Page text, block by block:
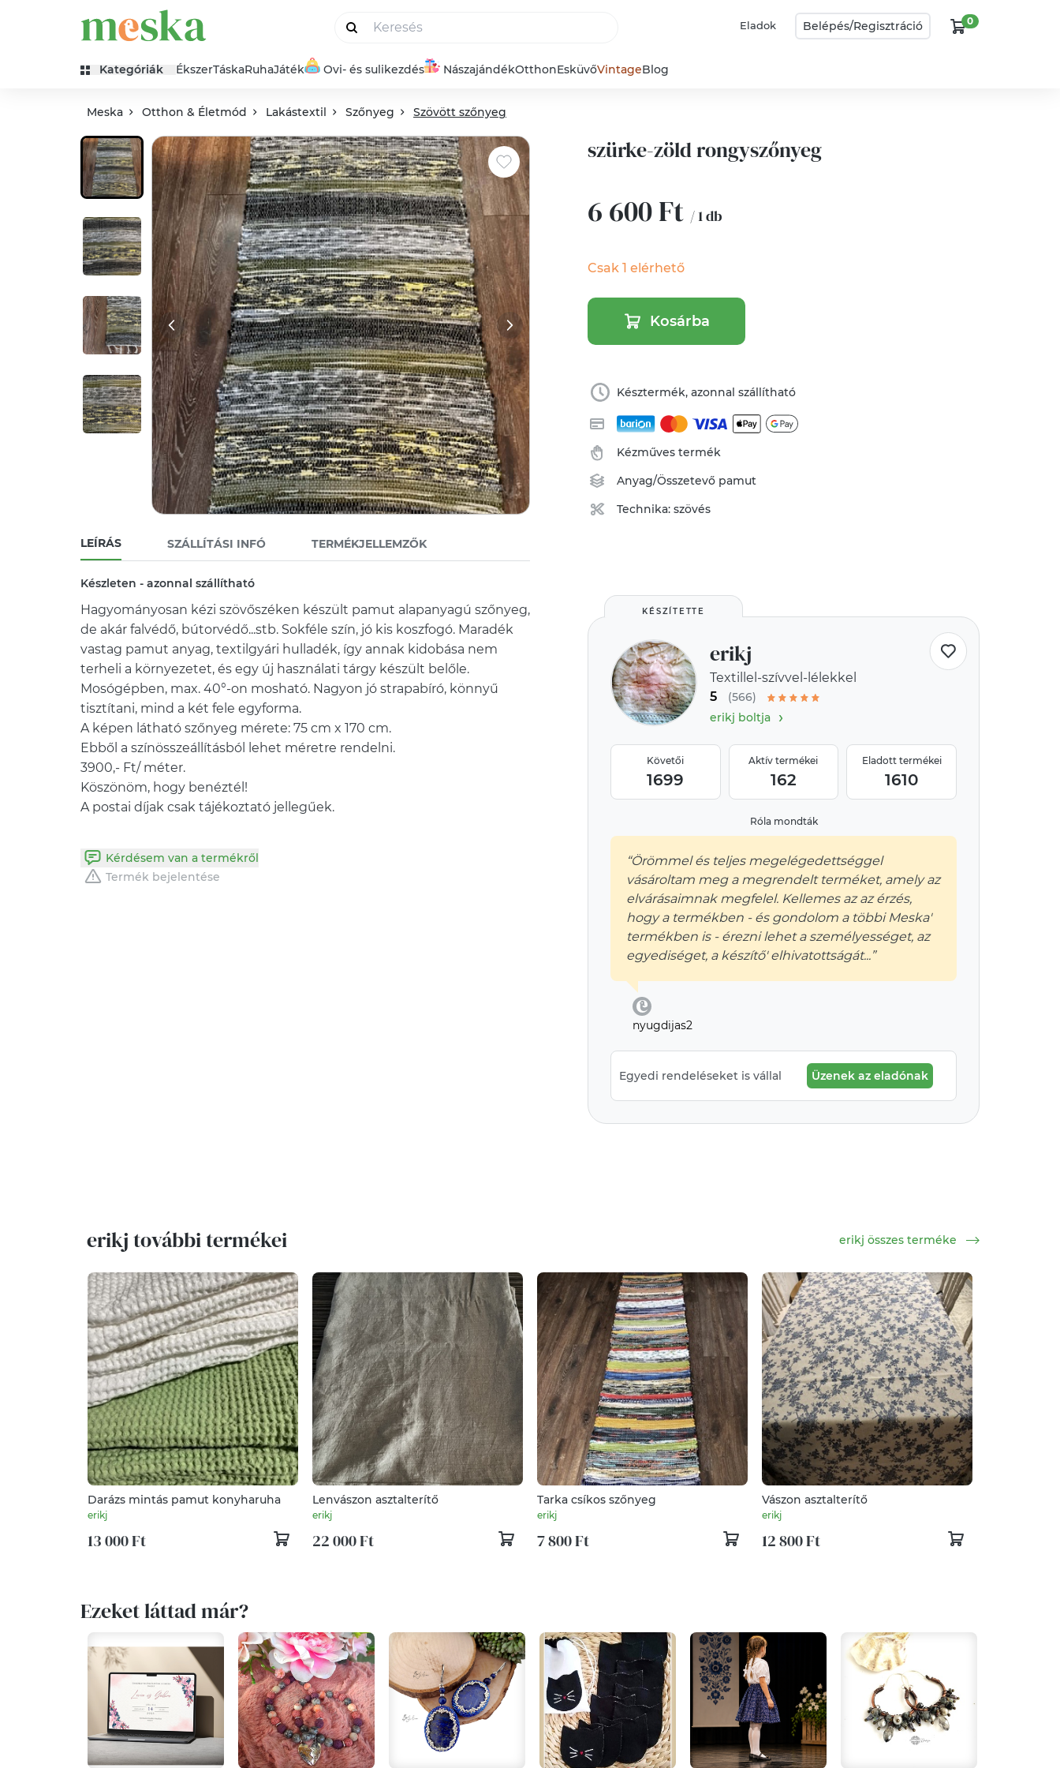
Eladok Belépés/Regisztráció 0
Kategóriák ÉkszerTáskaRuhaJáték Ovi- és sulikezdés NászajándékOtthonEsküvőVintageBlog
Meska Otthon & Életmód Lakástextil Szőnyeg Szövött szőnyeg
LEÍRÁS SZÁLLÍTÁSI INFÓ TERMÉKJELLEMZŐK
Készleten - azonnal szállítható
Hagyományosan kézi szövőszéken készült pamut alapanyagú szőnyeg,
de akár falvédő, bútorvédő...stb. Sokféle szín, jó kis koszfogó. Maradék
vastag pamut anyag, textilgyári hulladék, így annak kidobása nem
terheli a környezetet, és egy új használati tárgy készült belőle.
Mosógépben, max. 40°-on mosható. Nagyon jó strapabíró, könnyű
tisztítani, mind a két fele egyforma.
A képen látható szőnyeg mérete: 75 cm x 170 cm.
Ebből a színösszeállításból lehet méretre rendelni.
3900,- Ft/ méter.
Köszönöm, hogy benéztél!
A postai díjak csak tájékoztató jellegűek.
Kérdésem van a termékről
Termék bejelentése
szürke-zöld rongyszőnyeg
6 600 Ft / 1 db
Csak 1 elérhető
Kosárba
Késztermék, azonnal szállítható
Kézműves termék
Anyag/Összetevő pamut
Technika:szövés
KÉSZÍTETTE
erikj
Textillel-szívvel-lélekkel
5
(566)
erikj boltja
›
Követői
1699
Aktív termékei
162
Eladott termékei
1610
Róla mondták
“Örömmel és teljes megelégedettséggel
vásároltam meg a megrendelt terméket, amely az
elvárásaimnak megfelel. Kellemes az az érzés,
hogy a termékben - és gondolom a többi Meska'
termékben is - érezni lehet a személyességet, az
egyediséget, a készítő' elhivatottságát...”
nyugdijas2
Egyedi rendeléseket is vállal Üzenek az eladónak
erikj további termékei erikj összes terméke
Darázs mintás pamut konyharuha
erikj
13 000 Ft
Lenvászon asztalterítő
erikj
22 000 Ft
Tarka csíkos szőnyeg
erikj
7 800 Ft
Vászon asztalterítő
erikj
12 800 Ft
Ezeket láttad már?